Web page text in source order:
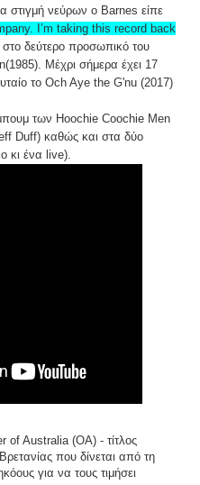
στιγμή νεύρων ο Barnes είπε
I’m taking this record back
δεύτερο προσωπικό του
Μέχρι σήμερα έχει 17
το Och Aye the G'nu (2017)
των Hoochie Coochie Men
Duff) καθώς και στα δύο
κι ένα live).
of Australia (ΟΑ) - τίτλος
που δίνεται από τη
για να τους τιμήσει